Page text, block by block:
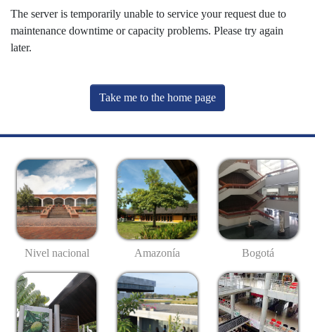
The server is temporarily unable to service your request due to
maintenance downtime or capacity problems. Please try again
later.
Take me to the home page
Nivel nacional Amazonía Bogotá